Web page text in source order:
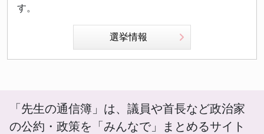
す。
選挙情報
「先生の通信簿」は、議員や首長など政治家
の公約・政策を「みんなで」まとめるサイト